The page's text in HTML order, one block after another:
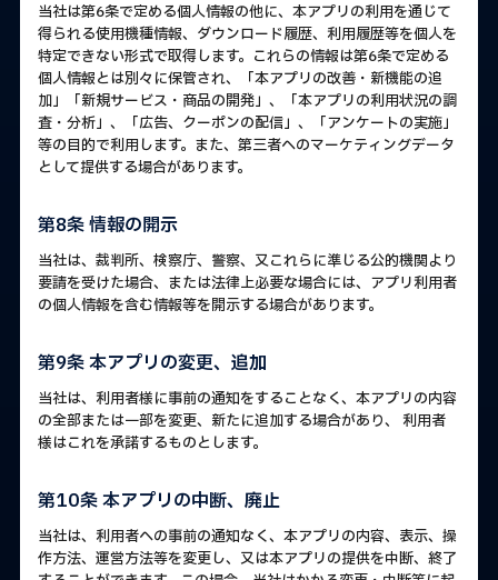
当社は第6条で定める個人情報の他に、本アプリの利用を通じて
得られる使用機種情報、ダウンロード履歴、利用履歴等を個人を
特定できない形式で取得します。これらの情報は第6条で定める
個人情報とは別々に保管され、「本アプリの改善・新機能の追
加」「新規サービス・商品の開発」、「本アプリの利用状況の調
査・分析」、「広告、クーポンの配信」、「アンケートの実施」
等の目的で利用します。また、第三者へのマーケティングデータ
として提供する場合があります。
第8条 情報の開示
当社は、裁判所、検察庁、警察、又これらに準じる公的機関より
要請を受けた場合、または法律上必要な場合には、アプリ利用者
の個人情報を含む情報等を開示する場合があります。
第9条 本アプリの変更、追加
当社は、利用者様に事前の通知をすることなく、本アプリの内容
の全部または一部を変更、新たに追加する場合があり、 利用者
様はこれを承諾するものとします。
第10条 本アプリの中断、廃止
当社は、利用者への事前の通知なく、本アプリの内容、表示、操
作方法、運営方法等を変更し、又は本アプリの提供を中断、終了